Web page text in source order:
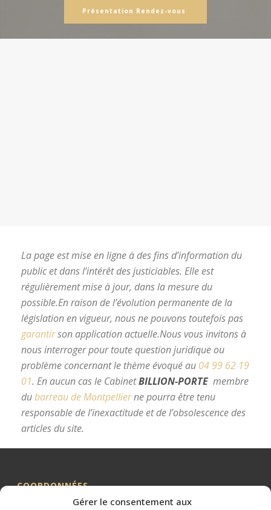
Gérer le consentement aux
Présentation Rendez-vous
La page est mise en ligne à des fins d’information du
public et dans l’intérêt des justiciables. Elle est
régulièrement mise à jour, dans la mesure du
possible.En raison de l’évolution permanente de la
législation en vigueur, nous ne pouvons toutefois pas
garantirson application actuelle.Nous vous invitons à
nous interroger pour toute question juridique ou
problème concernant le thème évoqué au 04 99 62 19
01. En aucun cas le CabinetBILLION-PORTE membre
dubarreau de Montpellierne pourra être tenu
responsable de l’inexactitude et de l’obsolescence des
articles du site.
COORDONNÉES
Me BILLION-PORTE